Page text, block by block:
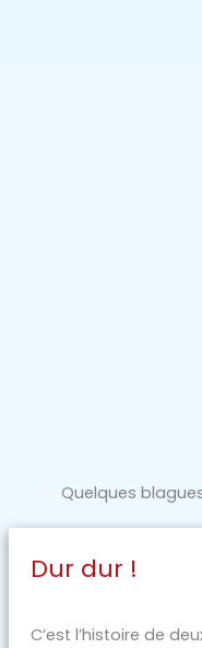
Quelques
Dur dur !
C’est l’histoire de